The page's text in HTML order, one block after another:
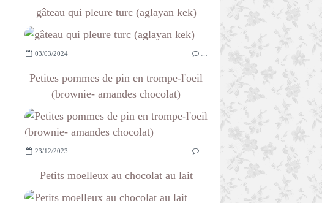
gâteau qui pleure turc (aglayan kek)
03/03/2024
Petites pommes de pin en trompe-l'oeil
(brownie- amandes chocolat)
23/12/2023
Petits moelleux au chocolat au lait